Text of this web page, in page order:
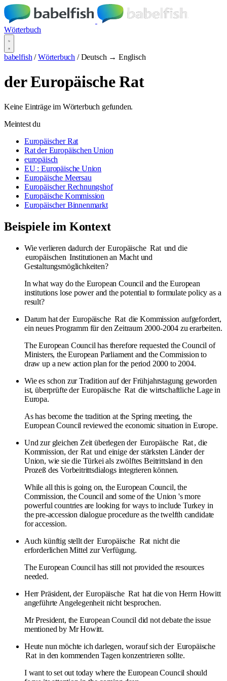
Wörterbuch
babelfish / Wörterbuch / Deutsch → Englisch
der Europäische Rat
Keine Einträge im Wörterbuch gefunden.
Meintest du
Europäischer Rat
Rat der Europäischen Union
europäisch
EU : Europäische Union
Europäische Meersau
Europäischer Rechnungshof
Europäische Kommission
Europäischer Binnenmarkt
Beispiele im Kontext
Wie verlieren dadurch der Europäische Rat und die
europäischen Institutionen an Macht und
Gestaltungsmöglichkeiten?
In what way do the European Council and the European
institutions lose power and the potential to formulate policy as a
result?
Darum hat der Europäische Rat die Kommission aufgefordert,
ein neues Programm für den Zeitraum 2000-2004 zu erarbeiten.
The European Council has therefore requested the Council of
Ministers, the European Parliament and the Commission to
draw up a new action plan for the period 2000 to 2004.
Wie es schon zur Tradition auf der Frühjahrstagung geworden
ist, überprüfte der Europäische Rat die wirtschaftliche Lage in
Europa.
As has become the tradition at the Spring meeting, the
European Council reviewed the economic situation in Europe.
Und zur gleichen Zeit überlegen der Europäische Rat, die
Kommission, der Rat und einige der stärksten Länder der
Union, wie sie die Türkei als zwölftes Beitrittsland in den
Prozeß des Vorbeitrittsdialogs integrieren können.
While all this is going on, the European Council, the
Commission, the Council and some of the Union 's more
powerful countries are looking for ways to include Turkey in
the pre-accession dialogue procedure as the twelfth candidate
for accession.
Auch künftig stellt der Europäische Rat nicht die
erforderlichen Mittel zur Verfügung.
The European Council has still not provided the resources
needed.
Herr Präsident, der Europäische Rat hat die von Herrn Howitt
angeführte Angelegenheit nicht besprochen.
Mr President, the European Council did not debate the issue
mentioned by Mr Howitt.
Heute nun möchte ich darlegen, worauf sich der Europäische
Rat in den kommenden Tagen konzentrieren sollte.
I want to set out today where the European Council should